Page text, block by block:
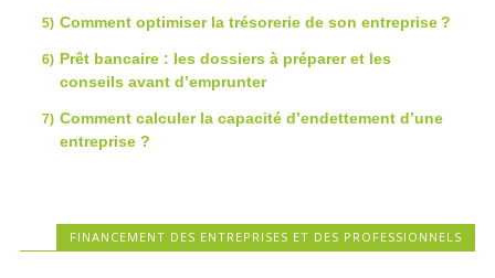
Comment optimiser la trésorerie de son entreprise ?
Prêt bancaire : les dossiers à préparer et les
conseils avant d’emprunter
Comment calculer la capacité d’endettement d’une
entreprise ?
FINANCEMENT DES ENTREPRISES ET DES PROFESSIONNELS